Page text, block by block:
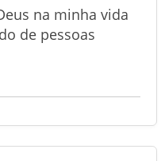
na minha vida
de pessoas